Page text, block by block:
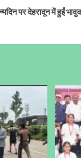
पर देहरादून में हुईं